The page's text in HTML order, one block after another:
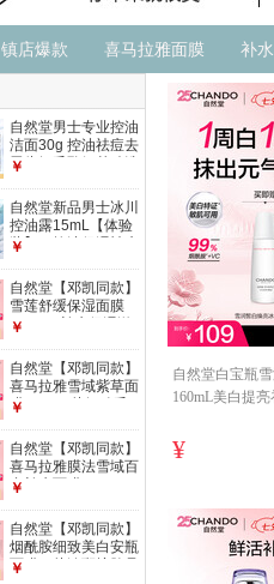
镇店爆款 喜马拉雅面膜 补水
自然堂男士专业控油
洁面30g 控油祛痘去
黑头细毛孔氨基酸洗
￥
自然堂新品男士冰川
控油露15mL【体验
装】（控油保湿祛痘
￥
自然堂【邓凯同款】
雪莲舒缓保湿面膜
26ml*5 补水保湿滋
￥
自然堂【邓凯同款】
喜马拉雅雪域紫草面
膜26ml*5片细致毛
￥
自然堂【邓凯同款】
喜马拉雅膜法雪域百
合补水面膜26ml*5
￥
自然堂【邓凯同款】
烟酰胺细致美白安瓶
面膜*5片淡斑护肤品
￥
自然堂白宝瓶
160mL美白提
¥